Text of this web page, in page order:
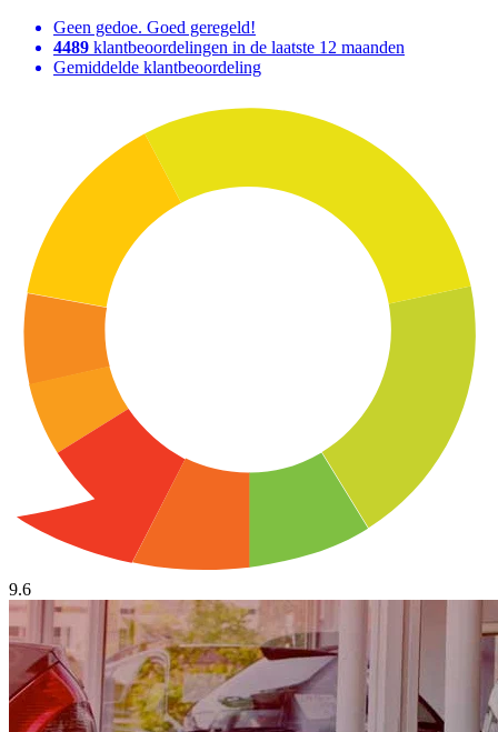
Geen gedoe. Goed geregeld!
4489 klantbeoordelingen in de laatste 12 maanden
Gemiddelde klantbeoordeling
9.6